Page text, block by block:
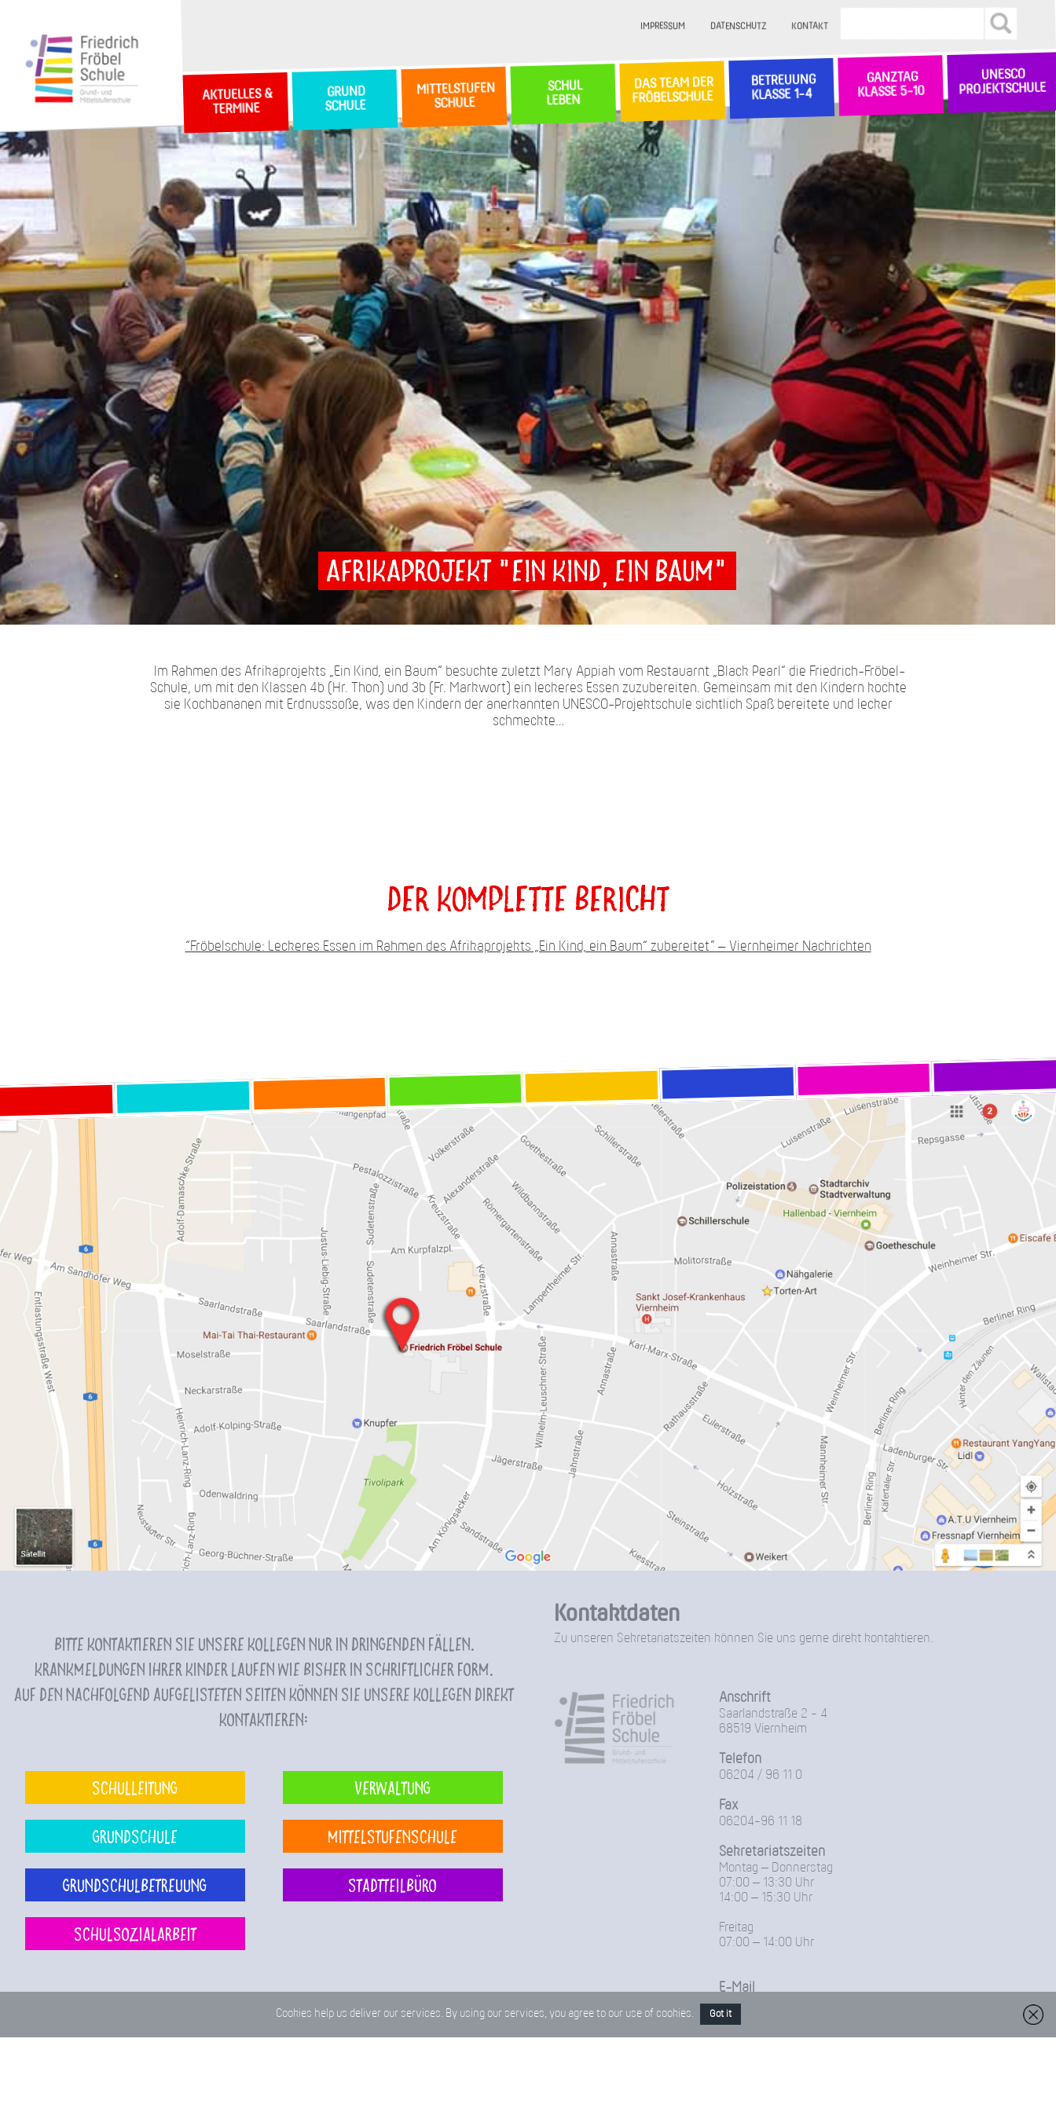
IMPRESSUM DATENSCHUTZ KONTAKT
AKTUELLES &
TERMINE
GRUND
SCHULE
MITTELSTUFEN
SCHULE
SCHUL
LEBEN
DAS TEAM DER
FRÖBELSCHULE
BETREUUNG
KLASSE 1-4
GANZTAG
KLASSE 5-10
UNESCO
PROJEKTSCHULE
Afrikaprojekt "Ein Kind, ein Baum"
Im Rahmen des Afrikaprojekts „Ein Kind, ein Baum“ besuchte zuletzt Mary Appiah vom Restauarnt „Black Pearl“ die Friedrich-Fröbel-
Schule, um mit den Klassen 4b (Hr. Thon) und 3b (Fr. Markwort) ein leckeres Essen zuzubereiten. Gemeinsam mit den Kindern kochte
sie Kochbananen mit Erdnusssoße, was den Kindern der anerkannten UNESCO-Projektschule sichtlich Spaß bereitete und lecker
schmeckte…
Der komplette Bericht
“Fröbelschule: Leckeres Essen im Rahmen des Afrikaprojekts „Ein Kind, ein Baum“ zubereitet” – Viernheimer Nachrichten
Bitte kontaktieren Sie unsere Kollegen nur in dringenden Fällen.
Krankmeldungen Ihrer Kinder laufen wie bisher in schriftlicher Form.
Auf den nachfolgend aufgelisteten Seiten können Sie unsere Kollegen direkt
kontaktieren:
Schulleitung Verwaltung
Grundschule Mittelstufenschule
Grundschulbetreuung Stadtteilbüro
Schulsozialarbeit
Kontaktdaten
Zu unseren Sekretariatszeiten können Sie uns gerne direkt kontaktieren.
Anschrift
Saarlandstraße 2 - 4
68519 Viernheim
Telefon
06204 / 96 11 0
Fax
06204-96 11 18
Sekretariatszeiten
Montag – Donnerstag
07:00 – 13:30 Uhr
14:00 – 15:30 Uhr
Freitag
07:00 – 14:00 Uhr
E-Mail
Friedrich-Froebel-Schule@Kreis-Bergstrasse.de
Cookies help us deliver our services. By using our services, you agree to our use of cookies. Got it